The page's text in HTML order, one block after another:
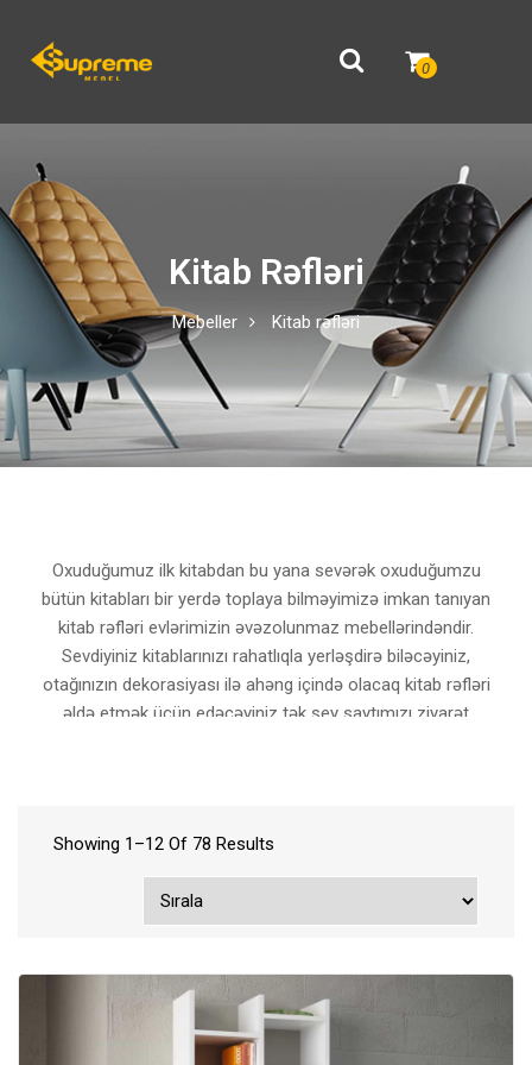
0
Kitab Rəfləri
Mebeller Kitab rəfləri
Oxuduğumuz ilk kitabdan bu yana sevərək oxuduğumzu
bütün kitabları bir yerdə toplaya bilməyimizə imkan tanıyan
kitab rəfləri evlərimizin əvəzolunmaz mebellərindəndir.
Sevdiyiniz kitablarınızı rahatlıqla yerləşdirə biləcəyiniz,
otağınızın dekorasiyası ilə ahəng içində olacaq kitab rəfləri
əldə etmək üçün edəcəyiniz tək şey saytımızı ziyarət
Kitablar həyatımıza yön verir. Hər bir kitab yaşama dair
fikirlərimizin formalaşmasına böyük təsir edir. Seçdiyimiz
abu-hava qatan müxtəlif çeşidli kitab rəfləri otaqlarımızı
bizə özəl şəkildə dizayn etməyimizə imkan verir.
Ev və ofislərimizdə fərqli aura yaradan rəflər kitabları
səliqəli şəkildə saxlamağımıza kömək edir. Kitabların
Showing 1–12 Of 78 Results